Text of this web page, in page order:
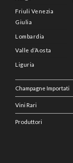
Friuli Venezia
Giulia
Lombardia
Valle d’Aosta
Liguria
Champagne Importati
Vini Rari
Produttori